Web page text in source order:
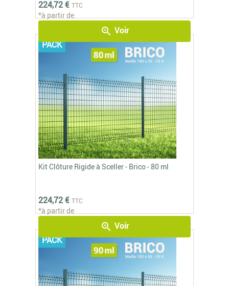
224,72 € TTC
*à partir de
zoom_in Voir
Kit Clôture Rigide à Sceller - Brico - 80 ml
224,72 € TTC
*à partir de
zoom_in Voir
PACK
PACK